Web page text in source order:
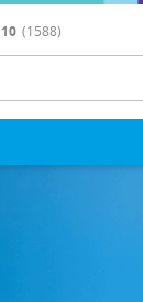
(1588)